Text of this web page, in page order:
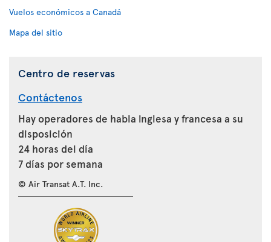
Vuelos económicos a Canadá
Mapa del sitio
Centro de reservas
Contáctenos
Hay operadores de habla inglesa y francesa a su
disposición
24 horas del día
7 días por semana
© Air Transat A.T. Inc.